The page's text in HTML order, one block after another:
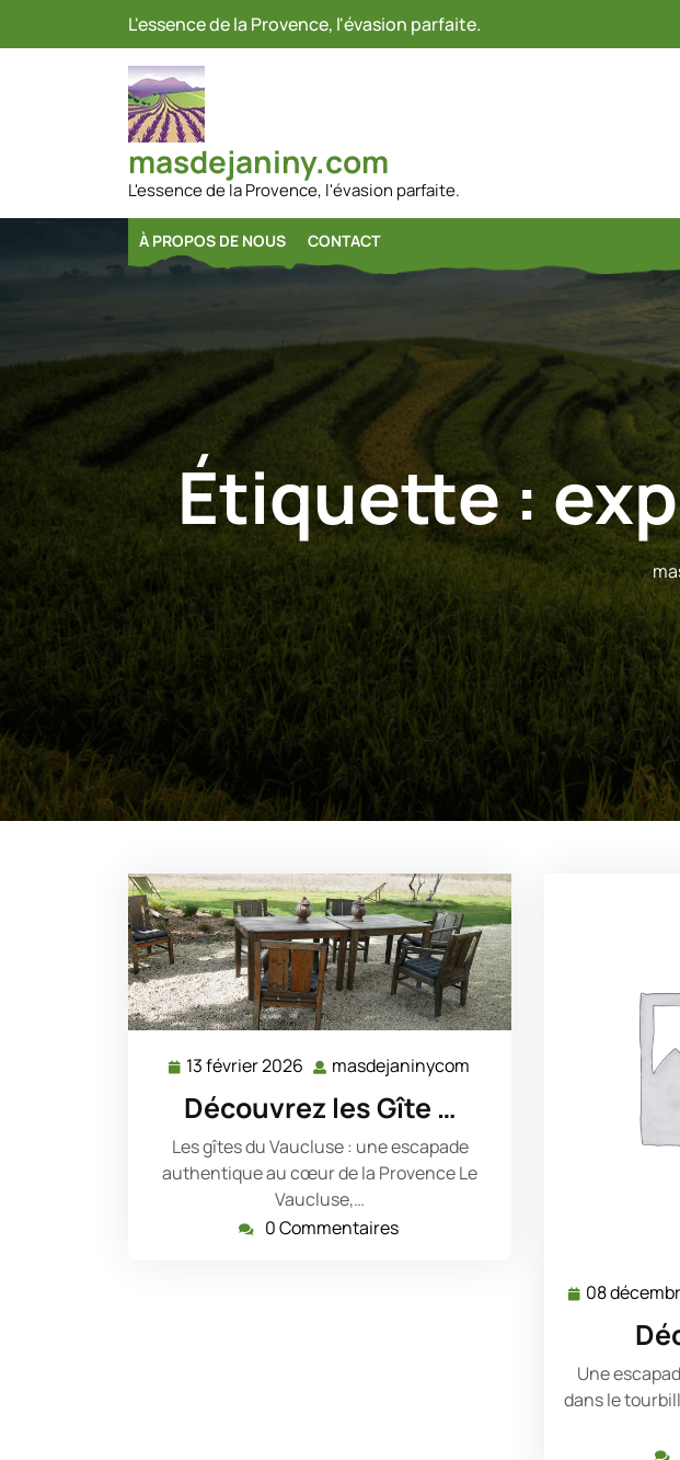
L'essence de la Provence, l'évasion parfaite.
masdejaniny.com
L'essence de la Provence, l'évasion parfaite.
À PROPOS DE NOUS CONTACT
Étiquette :
13 février 2026 13
février
2026
masdejaninycom
Découvrez les Gîte …
Les gîtes du Vaucluse : une escapade
authentique au cœur de la Provence Le
Vaucluse,…
0 Commentaires
08
Une
dans le